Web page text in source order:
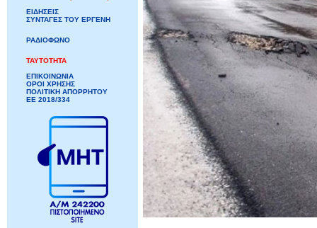
ΕΙΔΗΣΕΙΣ
ΣΥΝΤΑΓΕΣ ΤΟΥ ΕΡΓΕΝΗ
ΡΑΔΙΟΦΩΝΟ
ΤΑΥΤΟΤΗΤΑ
ΕΠΙΚΟΙΝΩΝΙΑ
ΟΡΟΙ ΧΡΗΣΗΣ
ΠΟΛΙΤΙΚΗ ΑΠΟΡΡΗΤΟΥ
ΕΕ 2018/334